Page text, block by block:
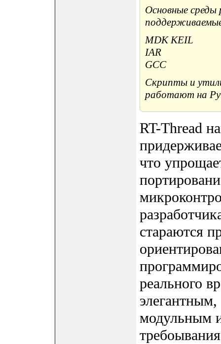
Основные
MDK KEIL
IAR
GCC
Скрипты и
работают на
RT-Thread
что
стараются
реального
модульным